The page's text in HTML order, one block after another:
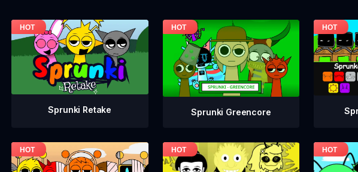
Sprunki Retake Sprunki Greencore